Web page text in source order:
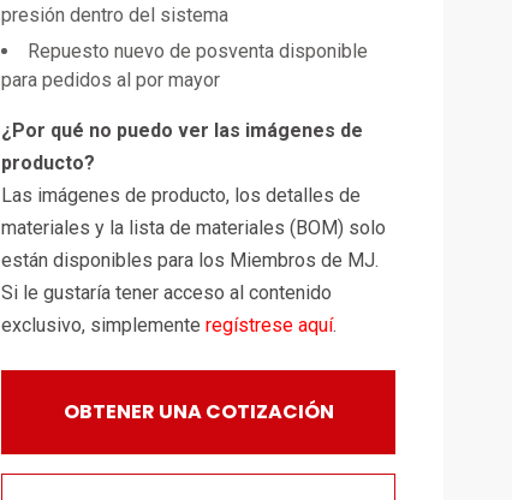
presión dentro del sistema
Repuesto nuevo de posventa disponible
para pedidos al por mayor
¿Por qué no puedo ver las imágenes de
producto?
Las imágenes de producto, los detalles de
materiales y la lista de materiales (BOM) solo
están disponibles para los Miembros de MJ.
Si le gustaría tener acceso al contenido
exclusivo, simplemente regístrese aquí.
OBTENER UNA COTIZACIÓN